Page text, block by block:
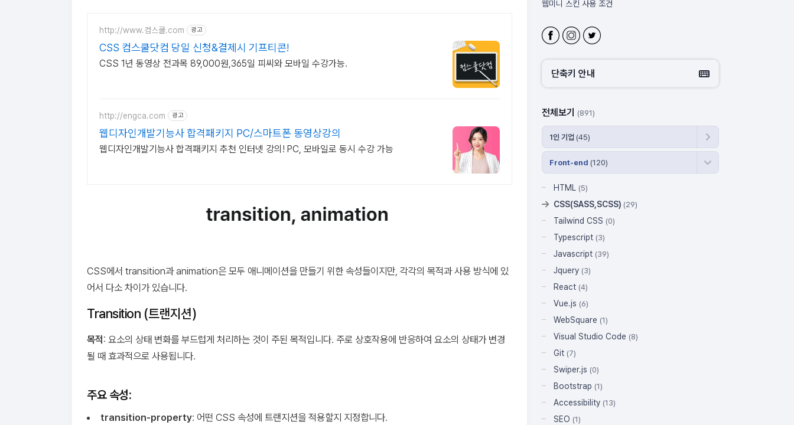
사용 예시:
특징:
Animation (애니메이션)
특징:
요약
http://www.컴스쿨.com 광고
CSS 컴스쿨닷컴 당일 신청&결제시 기프티콘!
CSS 1년 동영상 전과목 89,000원,365일 피씨와 모바일 수강가능.
http://engca.com 광고
웹디자인개발기능사 합격패키지 PC/스마트폰 동영상강의
웹디자인개발기능사 합격패키지 추천 인터넷 강의! PC, 모바일로 동시 수강 가능
CSS에서 transition과 animation은 모두 애니메이션을 만들기 위한 속성들이지만, 각각의 목적과 사용 방식에 있
어서 다소 차이가 있습니다.
Transition (트랜지션)
목적: 요소의 상태 변화를 부드럽게 처리하는 것이 주된 목적입니다. 주로 상호작용에 반응하여 요소의 상태가 변경
될 때 효과적으로 사용됩니다.
주요 속성:
transition-property: 어떤 CSS 속성에 트랜지션을 적용할지 지정합니다.
웹미니 스킨 사용 조건
웹미니 사이트
단축키 안내
전체보기 (891)
1인 기업 (45)
Front-end (120)
HTML (5)
CSS(SASS,SCSS) (29)
Tailwind CSS (0)
Typescript (3)
Javascript (39)
Jquery (3)
React (4)
Vue.js (6)
WebSquare (1)
Visual Studio Code (8)
Git (7)
Swiper.js (0)
Bootstrap (1)
Accessibility (13)
SEO (1)